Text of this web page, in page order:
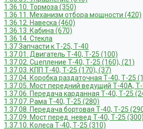
1.36.10. Тормоза (350)
1.36.11. Механизм отбора мощности (420)
1.36.12. Навеска (460)
1.36.13. Кабина (670)
1.36.14. Стекла
1.37 Запчасти к Т-25, Т-40
1.37.01. Двигатель Т-40, Т-25 (100)
1.37.02. Сцепление Т-40, Т-25 (160), (21)
1.37.03. КПП Т-40, Т-25 (170), (37)
1.37.04. Коробка раздаточная Т-40, Т-25
1.37.05. Мост передний ведущий Т-40А,
1.37.06. Передача карданная Т-40, Т-25
1.37.07. Рама Т-40, Т-25 (280)
1.37.08. Передача бортовая Т-40, Т-25
1.37.09. Мост перед. невед Т-40, Т-25
1.37.10. Колеса Т-40, Т-25 (310)